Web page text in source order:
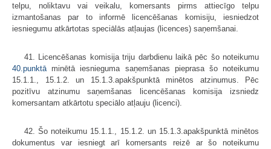
telpu, noliktavu vai veikalu, komersants pirms attiecīgo telpu
izmantošanas par to informē licencēšanas komisiju, iesniedzot
iesniegumu atkārtotas speciālās atļaujas (licences) saņemšanai.
41. Licencēšanas komisija triju darbdienu laikā pēc šo noteikumu
40.punktā minētā iesnieguma saņemšanas pieprasa šo noteikumu
15.1.1., 15.1.2. un 15.1.3.apakšpunktā minētos atzinumus. Pēc
pozitīvu atzinumu saņemšanas licencēšanas komisija izsniedz
komersantam atkārtotu speciālo atļauju (licenci).
42. Šo noteikumu 15.1.1., 15.1.2. un 15.1.3.apakšpunktā minētos
dokumentus var iesniegt arī komersants reizē ar šo noteikumu